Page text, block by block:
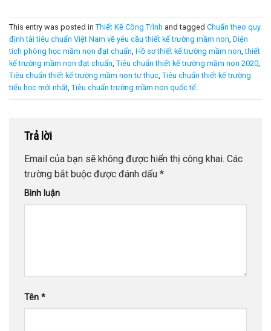
This entry was posted in Thiết Kế Công Trình and tagged Chuẩn theo quy
định tài tiêu chuẩn Việt Nam về yêu cầu thiết kế trường mầm non, Diện
tích phòng học mầm non đạt chuẩn, Hồ sơ thiết kế trường mầm non,thiết
kế trường mầm non đạt chuẩn, Tiêu chuẩn thiết kế trường mầm non 2020,
Tiêu chuẩn thiết kế trường mầm non tư thục, Tiêu chuẩn thiết kế trường
tiểu học mới nhất, Tiêu chuẩn trường mầm non quốc tế.
Trả lời
Email của bạn sẽ không được hiển thị công khai. Các
trường bắt buộc được đánh dấu *
Bình luận
Tên *